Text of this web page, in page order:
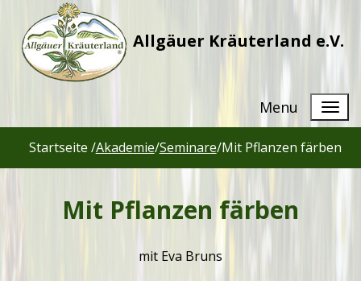
Allgäuer Kräuterland e.V.
Menu
Startseite /Akademie/Seminare/Mit Pflanzen färben
Mit Pflanzen färben
mit Eva Bruns